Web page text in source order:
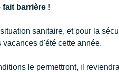
fait barrière !
sanitaire, et pour la
vacances d'été cette année.
le permettront, il